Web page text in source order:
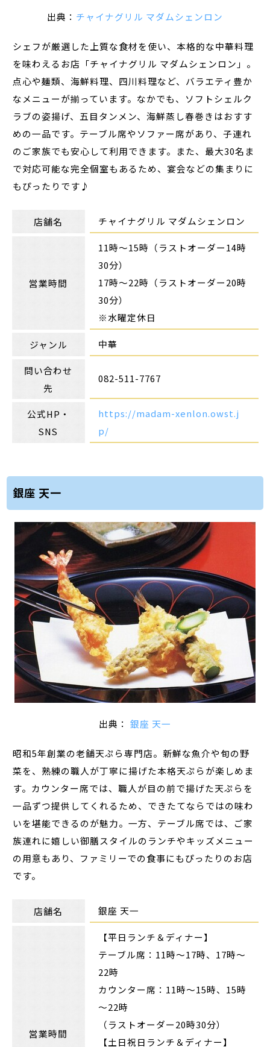
出典： チャイナグリル マダムシェンロン
シェフが厳選した上質な食材を使い、本格的な中華料理
を味わえるお店「チャイナグリル マダムシェンロン」。
点心や麺類、海鮮料理、四川料理など、バラエティ豊か
なメニューが揃っています。なかでも、ソフトシェルク
ラブの姿揚げ、五目タンメン、海鮮蒸し春巻きはおすす
めの一品です。テーブル席やソファー席があり、子連れ
のご家族でも安心して利用できます。また、最大30名ま
で対応可能な完全個室もあるため、宴会などの集まりに
もぴったりです♪
店舗名 チャイナグリル マダムシェンロン
営業時間
11時～15時（ラストオーダー14時
30分）
17時～22時（ラストオーダー20時
30分）
※水曜定休日
ジャンル 中華
問い合わせ
先
082-511-7767
公式HP・
SNS
https://madam-xenlon.owst.j
p/
銀座 天一
出典： 銀座 天一
昭和5年創業の老舗天ぷら専門店。新鮮な魚介や旬の野
菜を、熟練の職人が丁寧に揚げた本格天ぷらが楽しめま
す。カウンター席では、職人が目の前で揚げた天ぷらを
一品ずつ提供してくれるため、できたてならではの味わ
いを堪能できるのが魅力。一方、テーブル席では、ご家
族連れに嬉しい御膳スタイルのランチやキッズメニュー
の用意もあり、ファミリーでの食事にもぴったりのお店
です。
店舗名 銀座 天一
営業時間
【平日ランチ＆ディナー】
テーブル席：11時～17時、17時～
22時
カウンター席：11時～15時、15時
～22時
（ラストオーダー20時30分）
【土日祝日ランチ＆ディナー】